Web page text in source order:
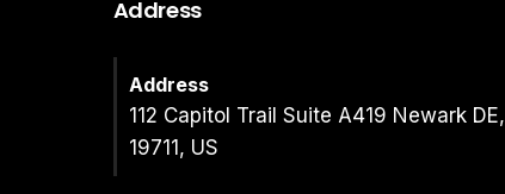
Address
Address
112 Capitol Trail Suite A419 Newark DE,
19711, US